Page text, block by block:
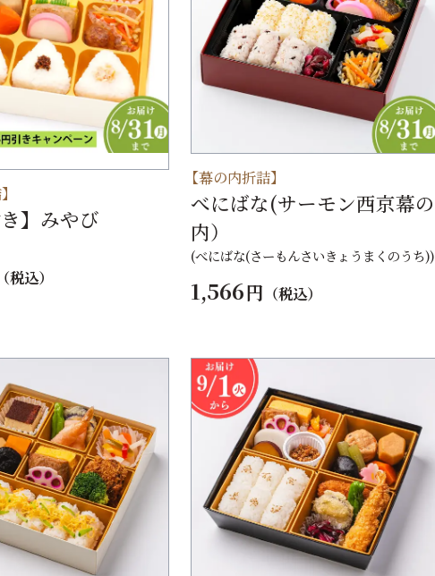
き】みやび
（税込）
【幕の内折詰】
べにばな(サーモン西京幕の
内）
(べにばな(さーもんさいきょうまくのうち))
1,566円 （税込）